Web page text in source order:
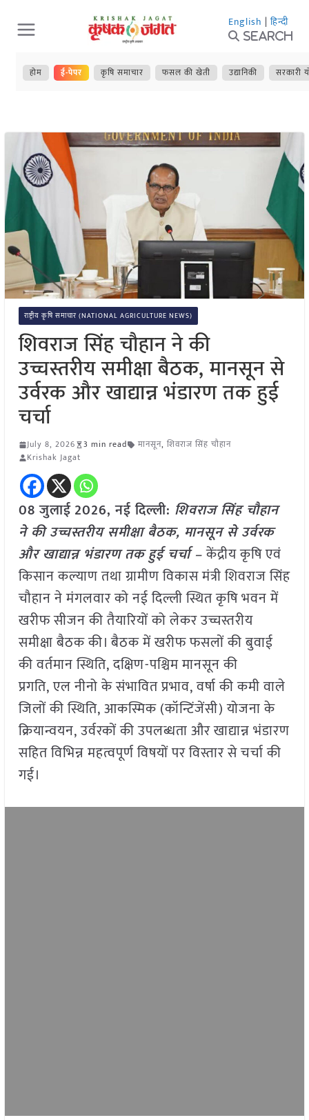
Skip
to
content
English | हिन्दी
Search
होम ई-पेपर कृषि समाचार फसल की खेती उद्यानिकी सरकारी
राष्ट्रीय कृषि समाचार (NATIONAL AGRICULTURE NEWS)
शिवराज सिंह चौहान ने की
उच्चस्तरीय समीक्षा बैठक, मानसून से
उर्वरक और खाद्यान्न भंडारण तक हुई
चर्चा
July 8, 2026 3 min read मानसून, शिवराज सिंह चौहान
Krishak Jagat
08 जुलाई2026, नई दिल्ली: शिवराज सिंह चौहान
ने की उच्चस्तरीय समीक्षा बैठक, मानसून से उर्वरक
और खाद्यान्न भंडारण तक हुई चर्चा –केंद्रीय कृषि एवं
किसान कल्याण तथा ग्रामीण विकास मंत्री शिवराज सिंह
चौहान ने मंगलवार को नई दिल्ली स्थित कृषि भवन में
खरीफ सीजन की तैयारियों को लेकर उच्चस्तरीय
समीक्षा बैठक की। बैठक में खरीफ फसलों की बुवाई
की वर्तमान स्थिति, दक्षिण-पश्चिम मानसून की
प्रगति, एल नीनो के संभावित प्रभाव, वर्षा की कमी वाले
जिलों की स्थिति, आकस्मिक (कॉन्टिंजेंसी) योजना के
क्रियान्वयन, उर्वरकों की उपलब्धता और खाद्यान्न भंडारण
सहित विभिन्न महत्वपूर्ण विषयों पर विस्तार से चर्चा की
गई।